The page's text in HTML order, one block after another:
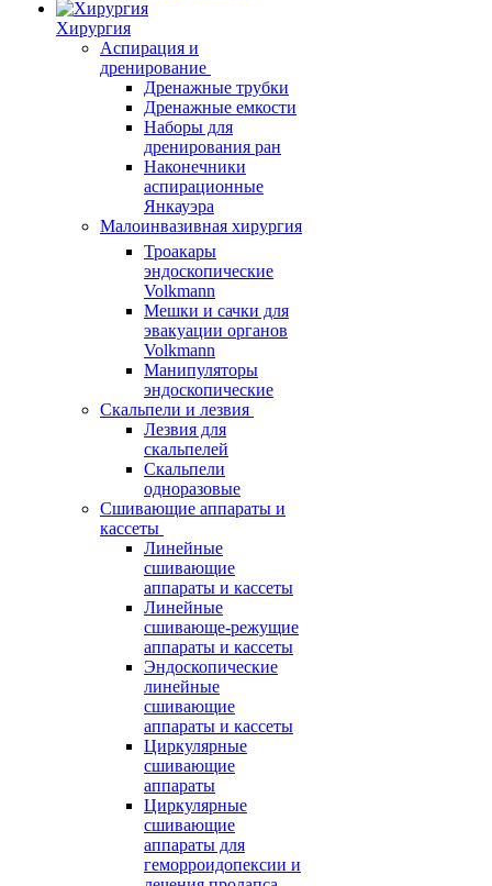
Хирургия
Аспирация и
дренирование
Дренажные трубки
Дренажные емкости
Наборы для
дренирования ран
Наконечники
аспирационные
Янкауэра
Малоинвазивная хирургия
Троакары
эндоскопические
Volkmann
Мешки и сачки для
эвакуации органов
Volkmann
Манипуляторы
эндоскопические
Скальпели и лезвия
Лезвия для
скальпелей
Скальпели
одноразовые
Сшивающие аппараты и
кассеты
Линейные
сшивающие
аппараты и кассеты
Линейные
сшивающе-режущие
аппараты и кассеты
Эндоскопические
линейные
сшивающие
аппараты и кассеты
Циркулярные
сшивающие
аппараты
Циркулярные
сшивающие
аппараты для
геморроидопексии и